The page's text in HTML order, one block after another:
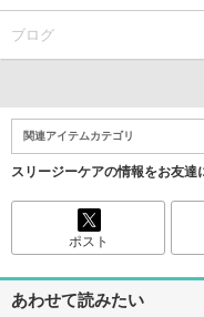
ブログ
関連アイテムカテゴリ
スリージーケアの情報をお友達
ポスト
あわせて読みたい